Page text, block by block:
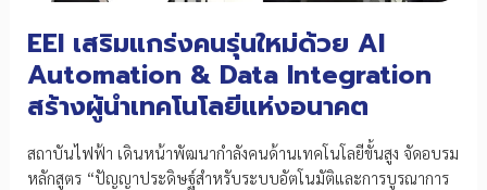
SMEs
ไทย
สู่
ยุค
อัจฉริยะ
EEI เสริมแกร่งคนรุ่นใหม่ด้วย AI
Automation & Data Integration
สร้างผู้นำเทคโนโลยีแห่งอนาคต
สถาบันไฟฟ้า เดินหน้าพัฒนากำลังคนด้านเทคโนโลยีขั้นสูง จัดอบรม
หลักสูตร “ปัญญาประดิษฐ์สำหรับระบบอัตโนมัติและการบูรณาการ